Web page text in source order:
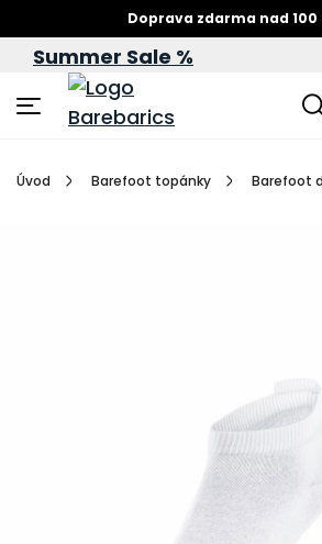
Doprava zdarma nad 100
Summer Sale – zľavy až do
Summer Sale %
Úvod Barefoot topánky Barefoot